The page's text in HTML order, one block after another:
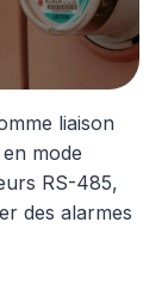
liaison
mode
RS-485,
des alarmes